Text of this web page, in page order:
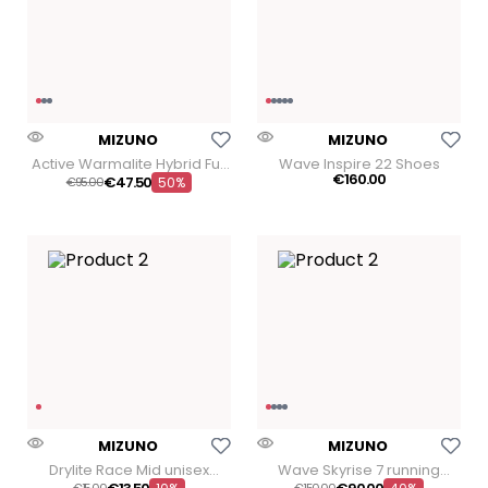
MIZUNO Aggiungi Alla Lista Dei Desideri
Active Warmalite Hybrid Full
Zip Sweatshirt
€9500€47.50 50%
MIZUNO Aggiungi Alla Lista
Wave Inspire 22 Shoes
€160.00
MIZUNO Aggiungi Alla Lista Dei Desideri
Drylite Race Mid unisex
MIZUNO Aggiungi Alla Lista
Wave Skyrise 7 running